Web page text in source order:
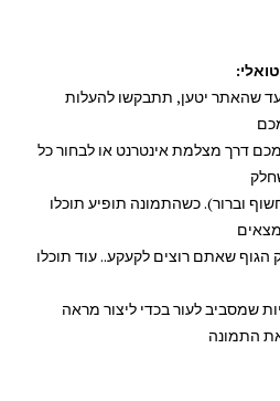
שהאתר יטען, תתבקשו להעלות
דרך מצלמת אינטרנט או לבחור כל
וברור). כשהתמונה תופיע תוכלו
שאתם רוצים לקעקע.. עוד תוכלו
שמסביב לעור בכדי ליצור מראה
התמונה